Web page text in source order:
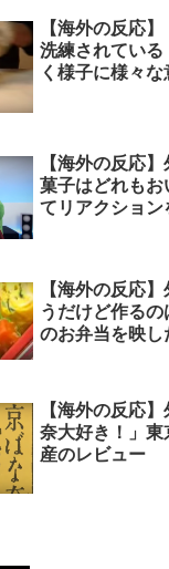
【海外の反応
洗練されている
く様子に様々な
【海外の反応
菓子はどれも
てリアクション
【海外の反応
うだけど作る
のお弁当を映し
【海外の反応
奈大好き！」東
産のレビュー